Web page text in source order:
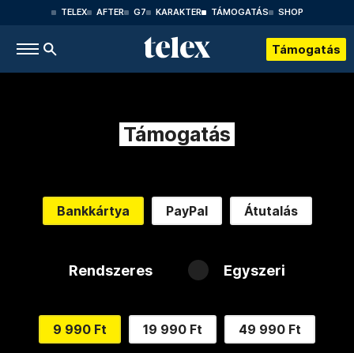
TELEX AFTER G7 KARAKTER TÁMOGATÁS SHOP
Támogatás
Támogatás
Bankkártya PayPal Átutalás
Rendszeres Egyszeri
9 990 Ft 19 990 Ft 49 990 Ft